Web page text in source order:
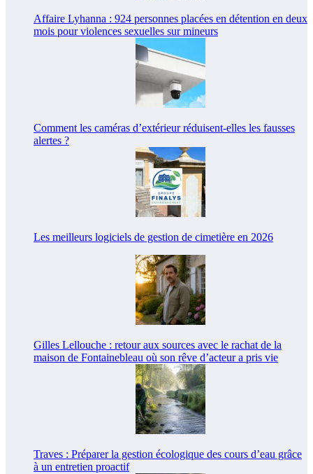
Affaire Lyhanna : 924 personnes placées en détention en deux
mois pour violences sexuelles sur mineurs
Comment les caméras d’extérieur réduisent-elles les fausses
alertes ?
Les meilleurs logiciels de gestion de cimetière en 2026
Gilles Lellouche : retour aux sources avec le rachat de la
maison de Fontainebleau où son rêve d’acteur a pris vie
Traves : Préparer la gestion écologique des cours d’eau grâce
à un entretien proactif